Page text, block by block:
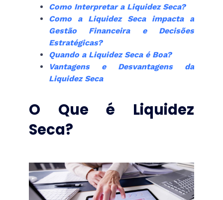
Como Interpretar a Liquidez Seca?
Como a Liquidez Seca impacta a
Gestão Financeira e Decisões
Estratégicas?
Quando a Liquidez Seca é Boa?
Vantagens e Desvantagens da
Liquidez Seca
O Que é Liquidez
Seca?